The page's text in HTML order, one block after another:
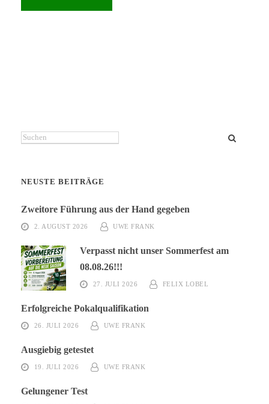
Suchen
NEUSTE BEITRÄGE
Zweitore Führung aus der Hand gegeben
2. AUGUST 2026 UWE FRANK
Verpasst nicht unser Sommerfest am
08.08.26!!!
27. JULI 2026 FELIX LOBEL
Erfolgreiche Pokalqualifikation
26. JULI 2026 UWE FRANK
Ausgiebig getestet
19. JULI 2026 UWE FRANK
Gelungener Test